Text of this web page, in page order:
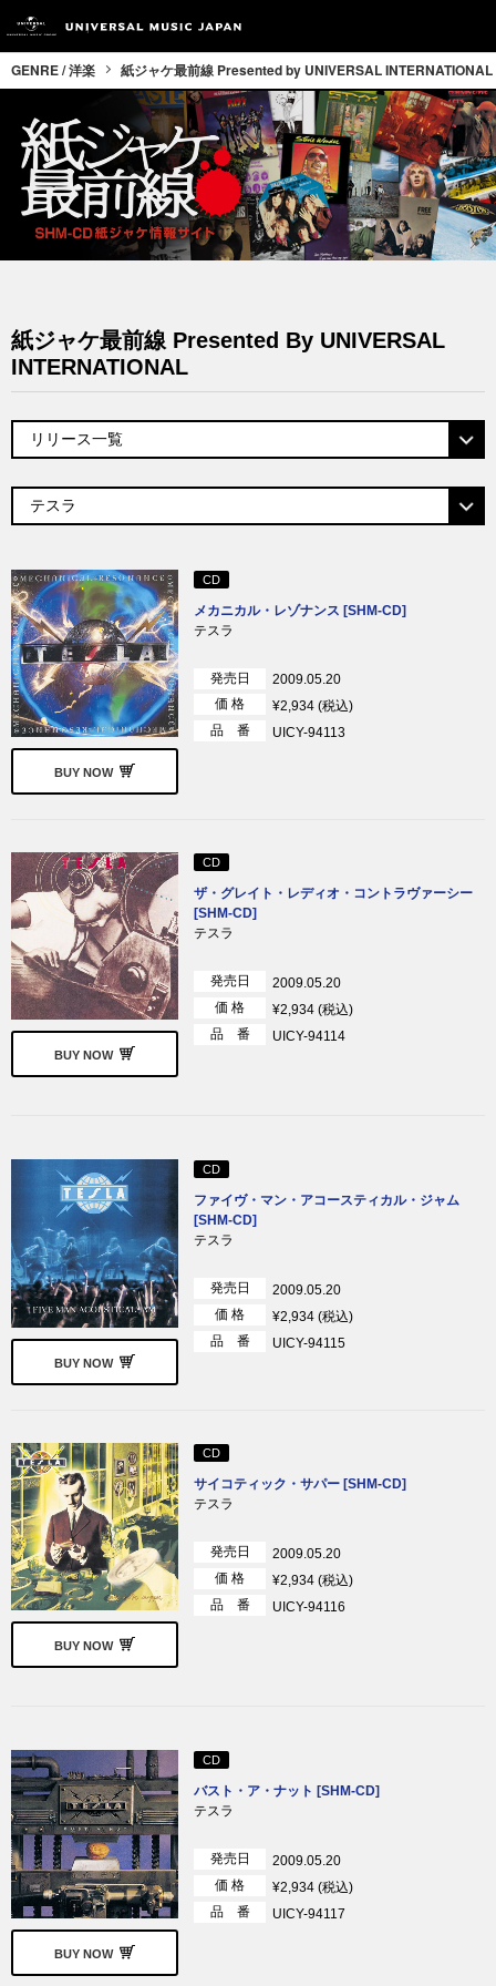
GENRE / 洋楽 紙ジャケ最前線 Presented by UNIVERSAL INTERNATIONAL
紙ジャケ最前線 Presented By UNIVERSAL
INTERNATIONAL
BUY NOW
CD
メカニカル・レゾナンス [SHM-CD]
テスラ
発売日
2009.05.20
価 格
¥2,934 (税込)
品 番
UICY-94113
BUY NOW
CD
ザ・グレイト・レディオ・コントラヴァーシー
[SHM-CD]
テスラ
発売日
2009.05.20
価 格
¥2,934 (税込)
品 番
UICY-94114
BUY NOW
CD
ファイヴ・マン・アコースティカル・ジャム
[SHM-CD]
テスラ
発売日
2009.05.20
価 格
¥2,934 (税込)
品 番
UICY-94115
BUY NOW
CD
サイコティック・サパー [SHM-CD]
テスラ
発売日
2009.05.20
価 格
¥2,934 (税込)
品 番
UICY-94116
BUY NOW
CD
バスト・ア・ナット [SHM-CD]
テスラ
発売日
2009.05.20
価 格
¥2,934 (税込)
品 番
UICY-94117